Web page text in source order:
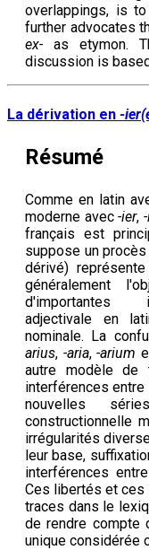
overlappings, is
further advocates
ex- as etymon.
discussion is
La dérivation en -
Résumé
Comme en latin
moderne avec-ier,
français est
suppose un
dérivé)
généralement
d'importantes
adjectivale en
nominale. La
arius, -aria,-arium
autre modèle de
interférences
nouvelles
constructionnelle
irrégularités
leur base,
interférences
Ces libertés et
traces dans le
de rendre compte
unique considérée